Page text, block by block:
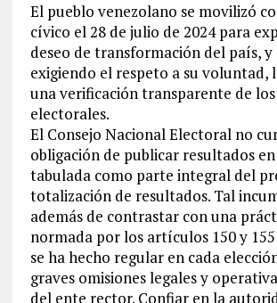
El pueblo venezolano se movilizó
cívico el 28 de julio de 2024 para
deseo de transformación del país, y
exigiendo el respeto a su voluntad,
una verificación transparente de
electorales.
El Consejo Nacional Electoral no
obligación de publicar resultados
tabulada como parte integral del
totalización de resultados. Tal
además de contrastar con una
normada por los artículos 150 y 155
se ha hecho regular en cada
graves omisiones legales y
del ente rector. Confiar en la